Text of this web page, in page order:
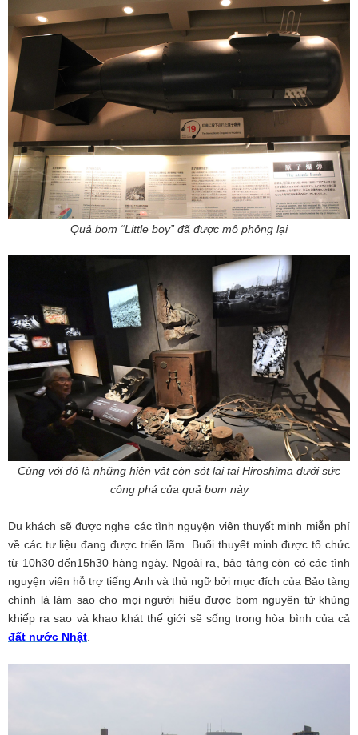
Quả bom “Little boy” đã được mô phỏng lại
Cùng với đó là những hiện vật còn sót lại tại Hiroshima dưới sức
công phá của quả bom này
Du khách sẽ được nghe các tình nguyện viên thuyết minh miễn phí
về các tư liệu đang được triển lãm. Buổi thuyết minh được tổ chức
từ 10h30 đến15h30 hàng ngày. Ngoài ra, bảo tàng còn có các tình
nguyện viên hỗ trợ tiếng Anh và thủ ngữ bởi mục đích của Bảo tàng
chính là làm sao cho mọi người hiểu được bom nguyên tử khủng
khiếp ra sao và khao khát thế giới sẽ sống trong hòa bình của cả
đất nước Nhật